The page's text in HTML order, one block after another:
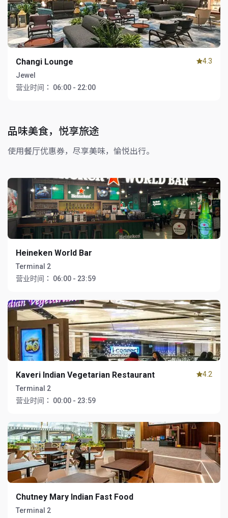
Changi Lounge
Jewel
营业时间：
06:00 - 22:00
4.3
品味美食，悦享旅途
使用餐厅优惠券，尽享美味，愉悦出行。
Heineken World Bar
Terminal 2
营业时间：
06:00 - 23:59
Kaveri Indian Vegetarian Restaurant
Terminal 2
营业时间：
00:00 - 23:59
4.2
Chutney Mary Indian Fast Food
Terminal 2